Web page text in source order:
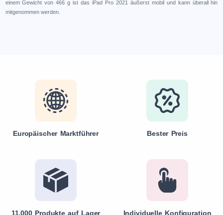
einem Gewicht von 466 g ist das iPad Pro 2021 äußerst mobil und kann überall hin
mitgenommen werden.
Europäischer Marktführer Bester Preis
11.000 Produkte auf Lager Individuelle Konfiguration